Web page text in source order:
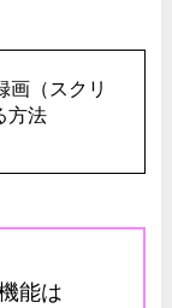
画（スクリ
方法
能は